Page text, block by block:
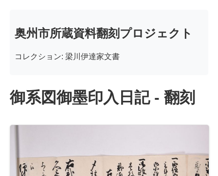
奥州市所蔵資料翻刻プロジェクト
コレクション: 梁川伊達家文書
御系図御墨印入日記 - 翻刻